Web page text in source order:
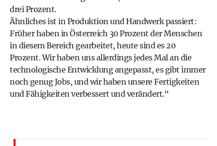
drei Prozent.
Ähnliches ist in Produktion und Handwerk passiert:
Früher haben in Österreich 30 Prozent der Menschen
in diesem Bereich gearbeitet, heute sind es 20
Prozent. Wir haben uns allerdings jedes Mal an die
technologische Entwicklung angepasst, es gibt immer
noch genug Jobs, und wir haben unsere Fertigkeiten
und Fähigkeiten verbessert und verändert.“